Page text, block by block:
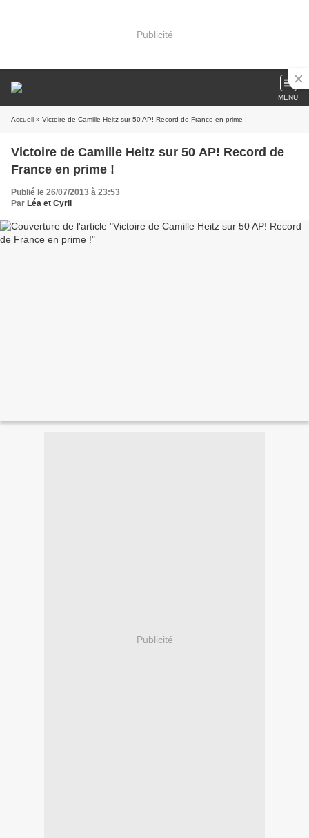
Publicité
MENU
Accueil » Victoire de Camille Heitz sur 50 AP! Record de France en prime !
Victoire de Camille Heitz sur 50 AP! Record de
France en prime !
Publié le 26/07/2013 à 23:53
Par Léa et Cyril
Publicité